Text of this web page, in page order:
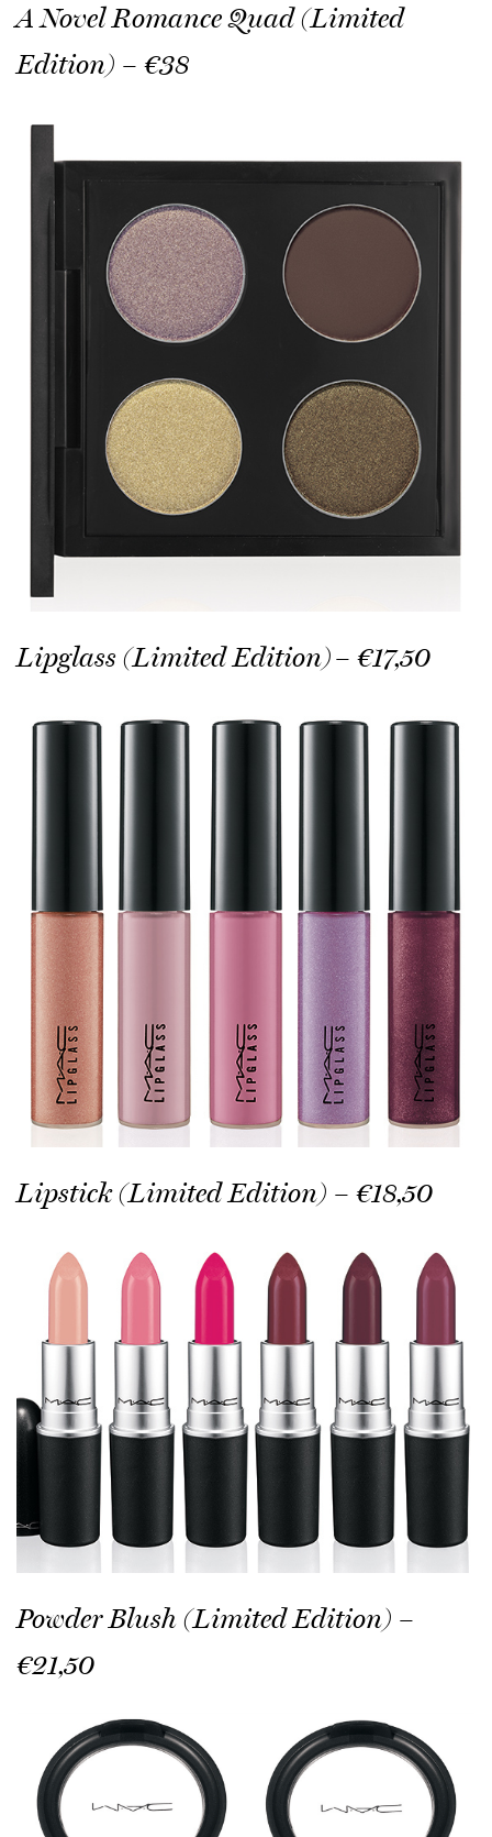
A Novel Romance Quad (Limited
Edition) – €38
Lipglass (Limited Edition) – €17,50
Lipstick (Limited Edition) – €18,50
Powder Blush (Limited Edition) –
€21,50